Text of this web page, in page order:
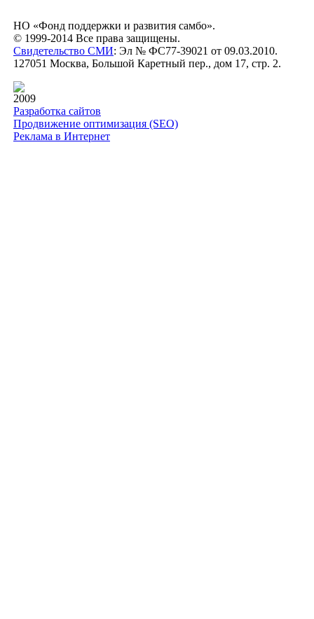
НО «Фонд поддержки и развития самбо».
© 1999-2014 Все права защищены.
Свидетельство СМИ: Эл № ФС77-39021 от 09.03.2010.
127051 Москва, Большой Каретный пер., дом 17, стр. 2.
2009
Разработка сайтов
Продвижение оптимизация (SEO)
Реклама в Интернет